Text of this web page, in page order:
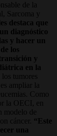
de la
Sarcoma y
destaca que
diagnóstico
y hacer un
los
y
en la
los tumores
ampliar la
Como
la OECI, en
modelo de
cáncer. “Este
una